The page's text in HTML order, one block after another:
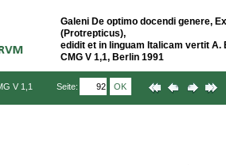
Galeni De optimo docendi genere,
(Protrepticus),
edidit et in linguam Italicam vertit A.
CMG V 1,1, Berlin 1991
V 1,1 Seite: OK